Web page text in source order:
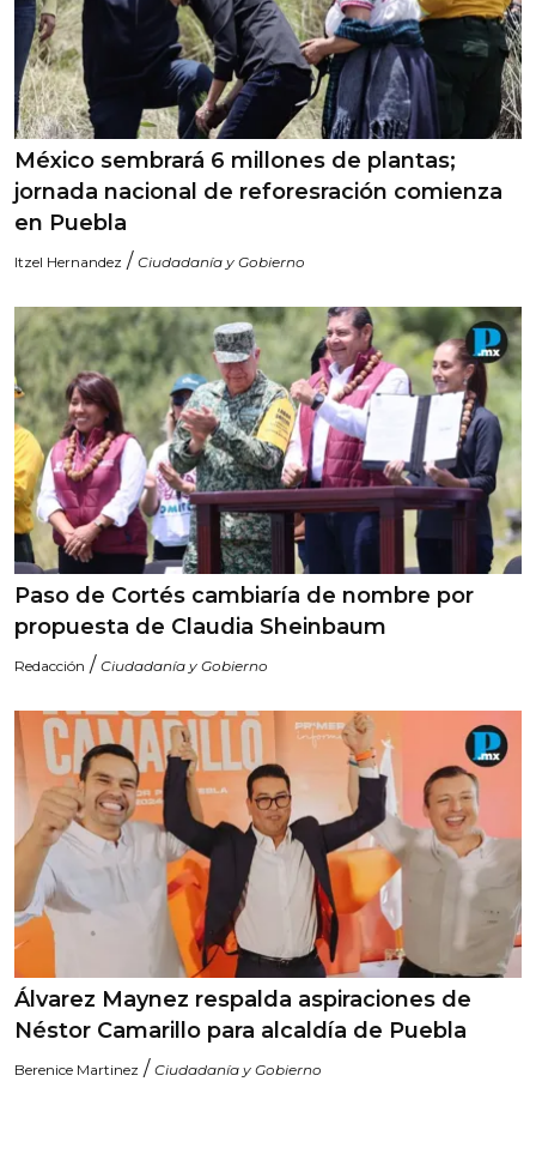
México sembrará 6 millones de plantas;
jornada nacional de reforesración comienza
en Puebla
Itzel Hernandez / Ciudadanía y Gobierno
Paso de Cortés cambiaría de nombre por
propuesta de Claudia Sheinbaum
Redacción / Ciudadanía y Gobierno
Álvarez Maynez respalda aspiraciones de
Néstor Camarillo para alcaldía de Puebla
Berenice Martinez / Ciudadanía y Gobierno